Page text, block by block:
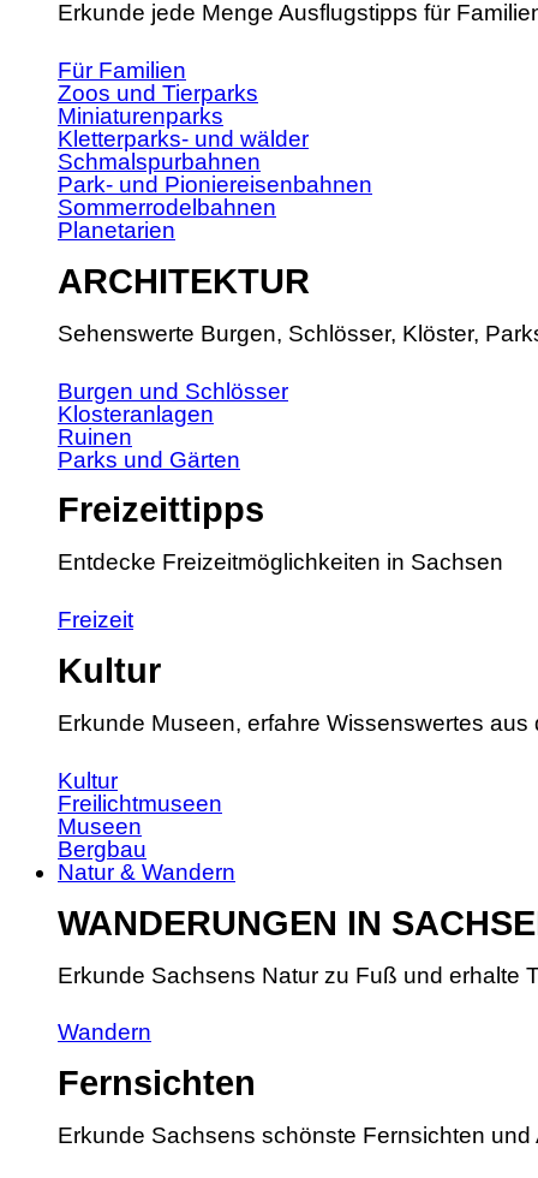
Erkunde jede Menge Ausflugstipps für
Für Familien
Zoos und Tierparks
Miniaturenparks
Kletterparks- und wälder
Schmalspurbahnen
Park- und Pioniereisenbahnen
Sommerrodelbahnen
Planetarien
ARCHITEKTUR
Sehenswerte Burgen, Schlösser, Klöster,
Burgen und Schlösser
Klosteranlagen
Ruinen
Parks und Gärten
Freizeittipps
Entdecke Freizeitmöglichkeiten in Sachsen
Freizeit
Kultur
Erkunde Museen, erfahre Wissenswertes
Kultur
Freilichtmuseen
Museen
Bergbau
Natur & Wandern
WANDERUNGEN IN
Erkunde Sachsens Natur zu Fuß und erhalte
Wandern
Fernsichten
Erkunde Sachsens schönste Fernsichten und